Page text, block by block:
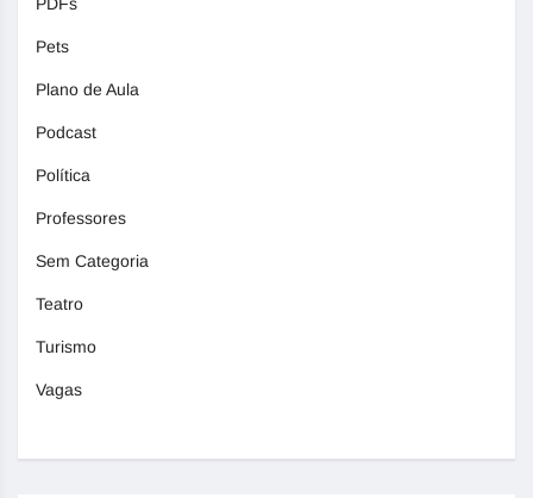
PDFs
Pets
Plano de Aula
Podcast
Política
Professores
Sem Categoria
Teatro
Turismo
Vagas